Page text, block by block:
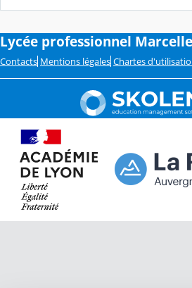
Lycée professionnel
Contacts Mentions légales Chartes